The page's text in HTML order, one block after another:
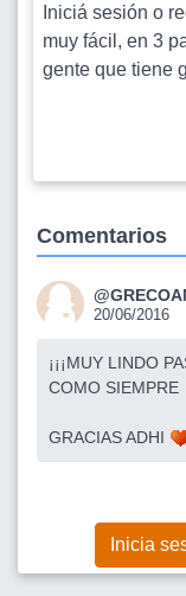
Iniciá sesión o
muy fácil, en 3
gente que tiene
Comentarios
20/06/2016
¡¡¡MUY LINDO
COMO SIEMPRE
GRACIAS ADHI
Inicia